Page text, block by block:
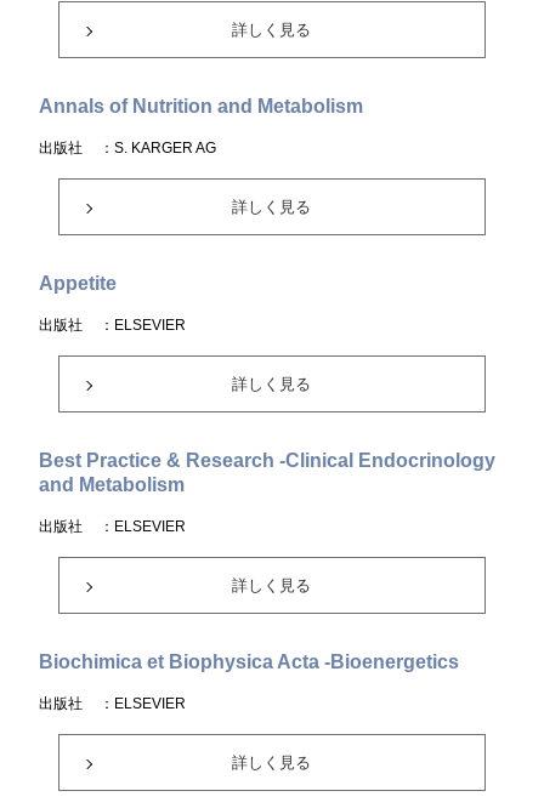
詳しく見る
Annals of Nutrition and Metabolism
出版社 ：S. KARGER AG
詳しく見る
Appetite
出版社 ：ELSEVIER
詳しく見る
Best Practice & Research -Clinical Endocrinology
and Metabolism
出版社 ：ELSEVIER
詳しく見る
Biochimica et Biophysica Acta -Bioenergetics
出版社 ：ELSEVIER
詳しく見る